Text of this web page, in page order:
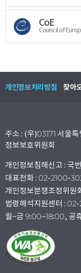
CoE
Council of
개인정보처리방침 찾아
주소 : (우)03171 서울
정보보호위원회
개인정보침해신고 : 국
대표전화 : 02-2100-
개인정보분쟁조정위원
법령해석지원센터 :
월~금 9:00~18:00, 공